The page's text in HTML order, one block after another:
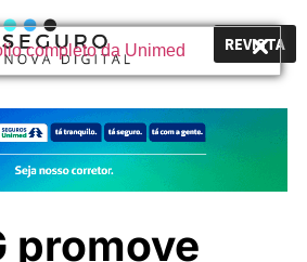
REVISTA
promove